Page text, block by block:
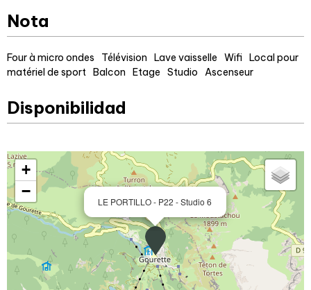
Nota
Four à micro ondes Télévision Lave vaisselle Wifi
Local pour
matériel de sport Balcon Etage Studio Ascenseur
Disponibilidad
LE PORTILLO - P22 - Studio 6
+
−